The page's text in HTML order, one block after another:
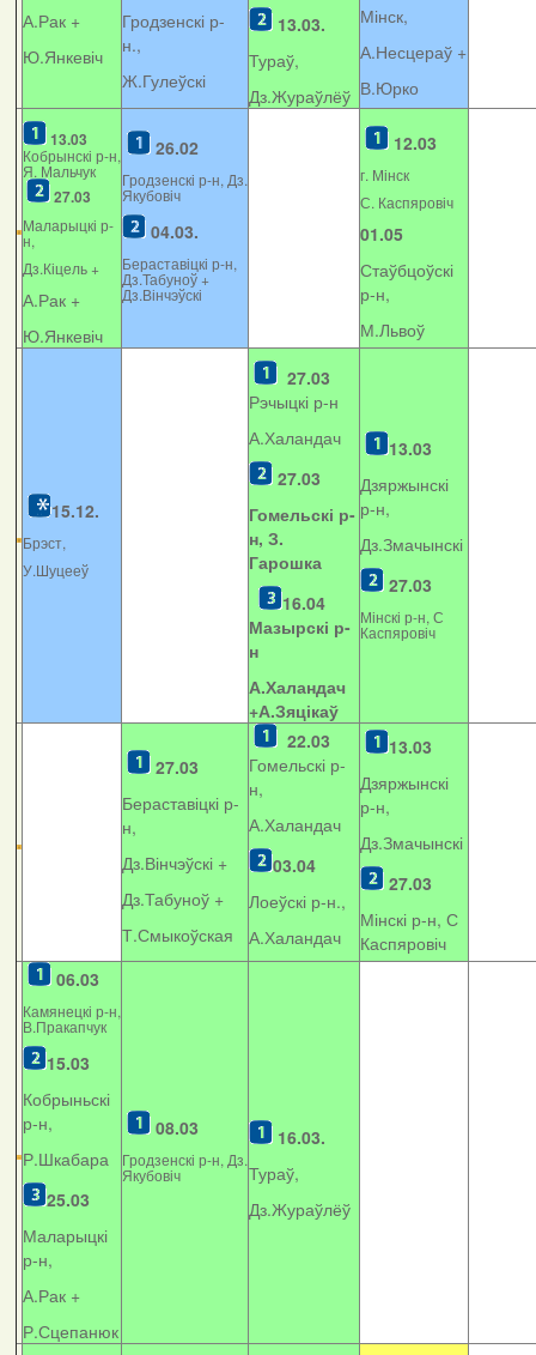
А.Рак +
Ю.Янкевіч
Гродзенскі р-
н.,
Ж.Гулеўскі
13.03.
Тураў,
Дз.Жураўлёў
Мінск,
А.Несцераў +
В.Юрко
13.03
Кобрынскі р-н,
Я. Мальчук
27.03
Маларыцкі р-
н,
Дз.Кіцель +
А.Рак +
Ю.Янкевіч
26.02
Гродзенскі р-н, Дз.
Якубовіч
04.03.
Бераставіцкі р-н,
Дз.Табуноў +
Дз.Вінчэўскі
12.03
г. Мінск
С. Каспяровіч
01.05
Стаўбцоўскі
р-н,
М.Львоў
15.12.
Брэст,
У.Шуцееў
27.03
Рэчыцкі р-н
А.Халандач
27.03
Гомельскі р-
н, З.
Гарошка
16.04
Мазырскі р-
н
А.Халандач
+А.Зяцікаў
13.03
Дзяржынскі
р-н,
Дз.Змачынскі
27.03
Мінскі р-н, С
Каспяровіч
27.03
Бераставіцкі р-
н,
Дз.Вінчэўскі +
Дз.Табуноў +
Т.Смыкоўская
22.03
Гомельскі р-
н,
А.Халандач
03.04
Лоеўскі р-н.,
А.Халандач
13.03
Дзяржынскі
р-н,
Дз.Змачынскі
27.03
Мінскі р-н, С
Каспяровіч
06.03
Камянецкі р-н,
В.Пракапчук
15.03
Кобрыньскі
р-н,
Р.Шкабара
25.03
Маларыцкі
р-н,
А.Рак +
Р.Сцепанюк
08.03
Гродзенскі р-н, Дз.
Якубовіч
16.03.
Тураў,
Дз.Жураўлёў